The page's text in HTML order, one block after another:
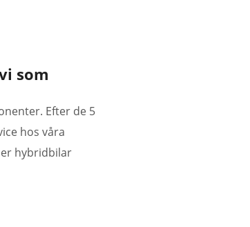
som
Efter de 5
hos våra
hybridbilar